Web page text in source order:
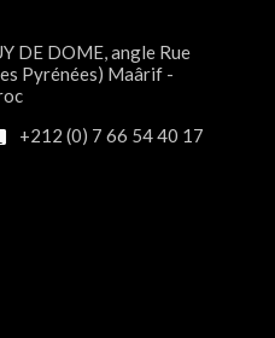
DE DOME, angle Rue
Pyrénées) Maârif -
+212 (0) 7 66 54 40 17